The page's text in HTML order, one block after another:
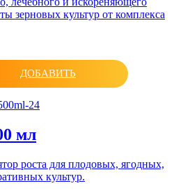
зерновых культур от комплекса
ДОБАВИТЬ
мл
роста для плодовых, ягодных,
культур.